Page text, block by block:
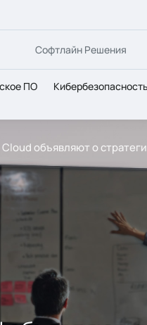
Софтлайн Решения
ПО Кибербезопасность
объявляют о